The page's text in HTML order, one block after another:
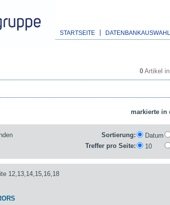
STARTSEITE DATENBANKAUSWAHL
0 Artikel in
Sortierung: Datum
Treffer pro Seite:
10
12,13,14,15,16,18